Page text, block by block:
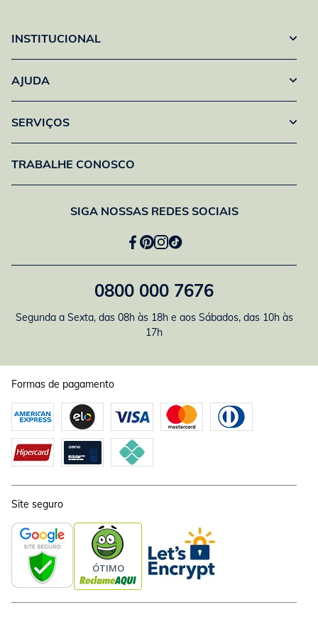
INSTITUCIONAL
AJUDA
SERVIÇOS
TRABALHE CONOSCO
SIGA NOSSAS REDES SOCIAIS
0800 000 7676
Segunda a Sexta, das 08h às 18h e aos Sábados, das 10h às
17h
Formas de pagamento
Site seguro